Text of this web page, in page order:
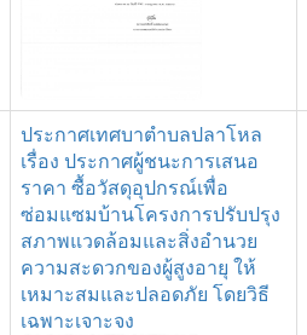
ประกาศเทศบาตำบลปลาโหล
เรื่อง ประกาศผู้ชนะการเสนอ
ราคา ซื้อวัสดุอุปกรณ์เพื่อ
ซ่อมแซมบ้านโครงการปรับปรุง
สภาพแวดล้อมและสิ่งอำนวย
ความสะดวกของผู้สูงอายุ ให้
เหมาะสมและปลอดภัย โดยวิธี
เฉพาะเจาะจง